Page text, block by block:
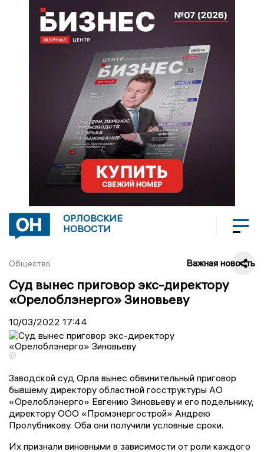
ОРЛОВСКИЕ
НОВОСТИ
Общество Важная новость
Суд вынес приговор экс-директору
«Орелоблэнерго» Зиновьеву
10/03/2022 17:44
©
Заводской суд Орла вынес обвинительный приговор
бывшему директору областной госструктуры АО
«Орелоблэнерго» Евгению Зиновьеву и его подельнику,
директору ООО «Промэнергострой» Андрею
Пролубникову. Оба они получили условные сроки.
Их признали виновными в зависимости от роли каждого